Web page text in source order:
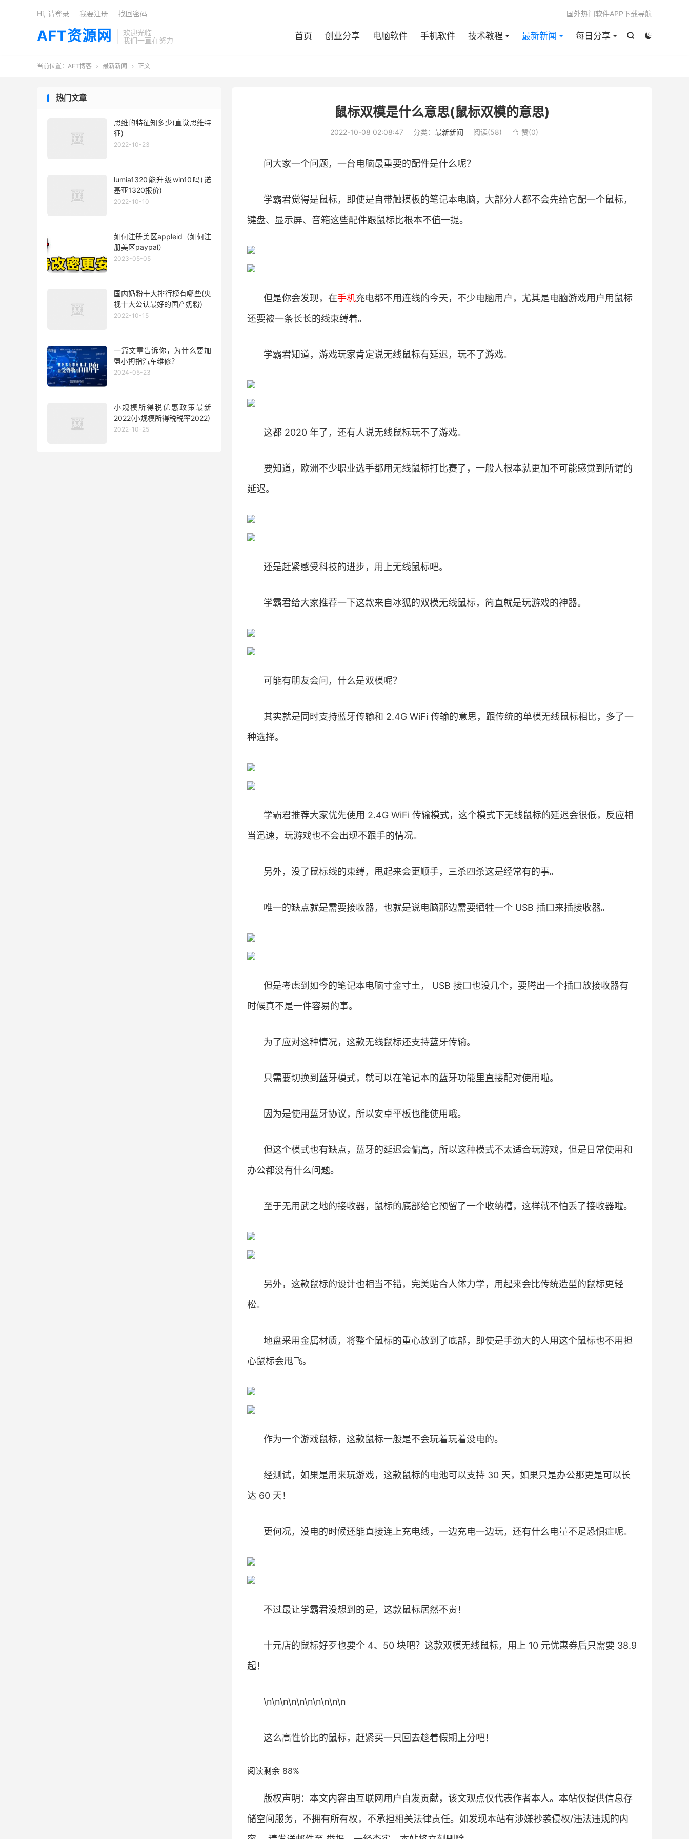
AFT资源网
欢迎光临
我们一直在努力


首页 创业分享 电脑软件 手机软件 技术教程 最新新闻 每日分享
国外热门软件APP下载导航
Hi, 请登录 我要注册 找回密码
当前位置： AFT博客  最新新闻  正文
鼠标双模是什么意思(鼠标双模的意思)
2022-10-08 02:08:47 分类： 最新新闻 阅读(58)  赞(0)
问大家一个问题，一台电脑最重要的配件是什么呢？
学霸君觉得是鼠标，即使是自带触摸板的笔记本电脑，大部分人都不会先给它配一个鼠标，
键盘、显示屏、音箱这些配件跟鼠标比根本不值一提。
但是你会发现，在手机充电都不用连线的今天，不少电脑用户，尤其是电脑游戏用户用鼠标
还要被一条长长的线束缚着。
学霸君知道，游戏玩家肯定说无线鼠标有延迟，玩不了游戏。
这都 2020 年了，还有人说无线鼠标玩不了游戏。
要知道，欧洲不少职业选手都用无线鼠标打比赛了，一般人根本就更加不可能感觉到所谓的
延迟。
还是赶紧感受科技的进步，用上无线鼠标吧。
学霸君给大家推荐一下这款来自冰狐的双模无线鼠标，简直就是玩游戏的神器。
可能有朋友会问，什么是双模呢？
其实就是同时支持蓝牙传输和 2.4G WiFi 传输的意思，跟传统的单模无线鼠标相比，多了一
种选择。
学霸君推荐大家优先使用 2.4G WiFi 传输模式，这个模式下无线鼠标的延迟会很低，反应相
当迅速，玩游戏也不会出现不跟手的情况。
另外，没了鼠标线的束缚，甩起来会更顺手，三杀四杀这是经常有的事。
唯一的缺点就是需要接收器，也就是说电脑那边需要牺牲一个 USB 插口来插接收器。
但是考虑到如今的笔记本电脑寸金寸土， USB 接口也没几个，要腾出一个插口放接收器有
时候真不是一件容易的事。
为了应对这种情况，这款无线鼠标还支持蓝牙传输。
只需要切换到蓝牙模式，就可以在笔记本的蓝牙功能里直接配对使用啦。
因为是使用蓝牙协议，所以安卓平板也能使用哦。
但这个模式也有缺点，蓝牙的延迟会偏高，所以这种模式不太适合玩游戏，但是日常使用和
办公都没有什么问题。
至于无用武之地的接收器，鼠标的底部给它预留了一个收纳槽，这样就不怕丢了接收器啦。
另外，这款鼠标的设计也相当不错，完美贴合人体力学，用起来会比传统造型的鼠标更轻
松。
地盘采用金属材质，将整个鼠标的重心放到了底部，即使是手劲大的人用这个鼠标也不用担
心鼠标会甩飞。
作为一个游戏鼠标，这款鼠标一般是不会玩着玩着没电的。
经测试，如果是用来玩游戏，这款鼠标的电池可以支持 30 天，如果只是办公那更是可以长
达 60 天！
更何况，没电的时候还能直接连上充电线，一边充电一边玩，还有什么电量不足恐惧症呢。
不过最让学霸君没想到的是，这款鼠标居然不贵！
十元店的鼠标好歹也要个 4、50 块吧？这款双模无线鼠标，用上 10 元优惠券后只需要 38.9
起！
\n\n\n\n\n\n\n\n\n\n
这么高性价比的鼠标，赶紧买一只回去趁着假期上分吧！
阅读剩余 88%
版权声明：本文内容由互联网用户自发贡献，该文观点仅代表作者本人。本站仅提供信息存
储空间服务，不拥有所有权，不承担相关法律责任。如发现本站有涉嫌抄袭侵权/违法违规的内
热门文章
思维的特征知多少(直觉思维特
征)
2022-10-23
lumia1320能升级win10吗(诺
基亚1320报价)
2022-10-10
如何注册美区appleid（如何注
册美区paypal）
2023-05-05
国内奶粉十大排行榜有哪些(央
视十大公认最好的国产奶粉)
2022-10-15
一篇文章告诉你，为什么要加
盟小拇指汽车维修？
2024-05-23
小规模所得税优惠政策最新
2022(小规模所得税税率2022)
2022-10-25